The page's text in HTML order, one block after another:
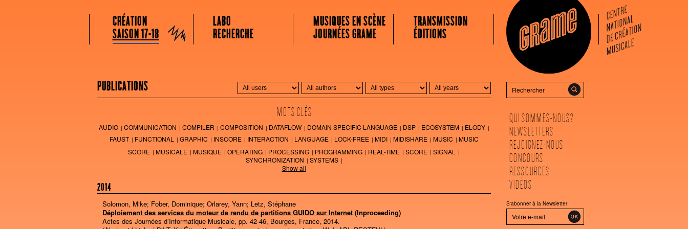
Grame
Menu principal
Aller au contenu principal
Aller au contenu secondaire
CRÉATION
SAISON 17-18
LABO
RECHERCHE
MUSIQUES EN SCÈNE
JOURNÉES GRAME
TRANSMISSION
ÉDITIONS
PUBLICATIONS
MOTS CLÉS
AUDIO COMMUNICATION COMPILER COMPOSITION DATAFLOW DOMAIN SPECIFIC LANGUAGE DSP ECOSYSTEM
ELODY
FAUST
FUNCTIONAL GRAPHIC INSCORE INTERACTION LANGUAGE LOCK-FREE MIDI MIDISHARE MUSIC
MUSIC
SCORE
MUSICALE MUSIQUE OPERATING PROCESSING PROGRAMMING REAL-TIME SCORE
SIGNAL
SYNCHRONIZATION
SYSTEMS
Show all
2014
Solomon, Mike; Fober, Dominique; Orlarey, Yann; Letz, Stéphane
Déploiement des services du moteur de rendu de partitions GUIDO sur Internet (Inproceeding)
Actes des Journées d’Informatique Musicale, pp. 42-46, Bourges, France, 2014.
QUI SOMMES-NOUS?
NEWSLETTERS
REJOIGNEZ-NOUS
CONCOURS
RESSOURCES
VIDÉOS
S'abonner à la Newsletter